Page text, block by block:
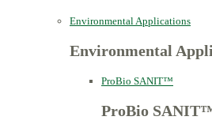
Environmental Applications
Environmental
ProBio SANIT™
ProBio